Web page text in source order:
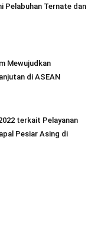
Pelabuhan Ternate dan
Mewujudkan
di ASEAN
terkait Pelayanan
Pesiar Asing di